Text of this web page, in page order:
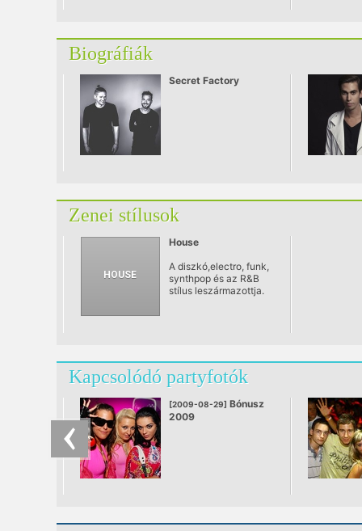
Biográfiák
Secret Factory
Zenei stílusok
House
A diszkó,electro, funk,
synthpop és az R&B
stílus leszármazottja.
klub Chicagóban jelent
meg Music Box néven.
Kapcsolódó partyfotók
[2009-08-29] Bónusz
2009